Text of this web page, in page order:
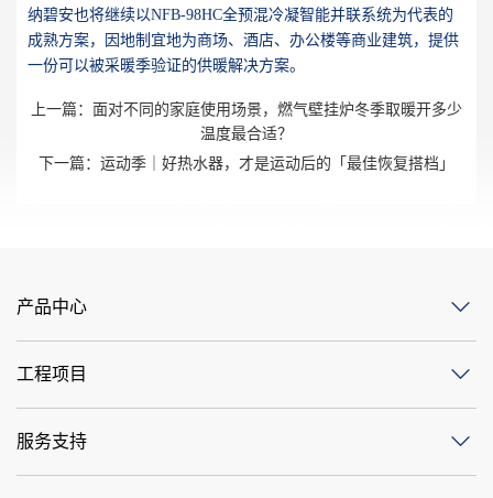
纳碧安也将继续以NFB-98HC全预混冷凝智能并联系统为代表的
成熟方案，因地制宜地为商场、酒店、办公楼等商业建筑，提供
一份可以被采暖季验证的供暖解决方案。
上一篇： 面对不同的家庭使用场景，燃气壁挂炉冬季取暖开多少
温度最合适？
下一篇： 运动季｜好热水器，才是运动后的「最佳恢复搭档」
产品中心
工程项目
服务支持